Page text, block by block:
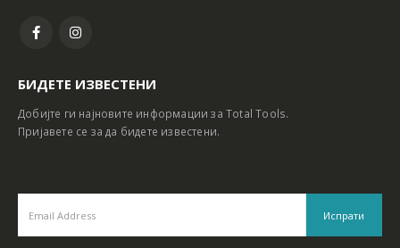
БИДЕТЕ ИЗВЕСТЕНИ
Добијте ги најновите информации за Total Tools.
Пријавете се за да бидете известени.